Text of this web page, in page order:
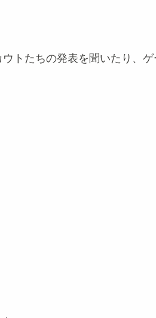
トたちの発表を聞いたり、